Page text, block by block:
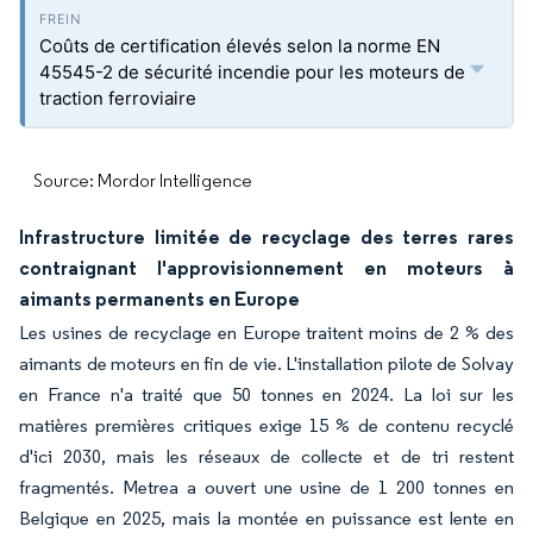
Coûts de certification élevés selon la norme EN
45545-2 de sécurité incendie pour les moteurs de
traction ferroviaire
Source: Mordor Intelligence
Infrastructure limitée de recyclage des terres rares
contraignant l'approvisionnement en moteurs à
aimants permanents en Europe
Les usines de recyclage en Europe traitent moins de 2 % des
aimants de moteurs en fin de vie. L'installation pilote de Solvay
en France n'a traité que 50 tonnes en 2024. La loi sur les
matières premières critiques exige 15 % de contenu recyclé
d'ici 2030, mais les réseaux de collecte et de tri restent
fragmentés. Metrea a ouvert une usine de 1 200 tonnes en
Belgique en 2025, mais la montée en puissance est lente en